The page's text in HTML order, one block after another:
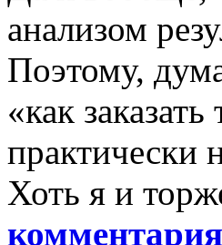
анализом
Поэтому,
«как
практически
Хоть я и